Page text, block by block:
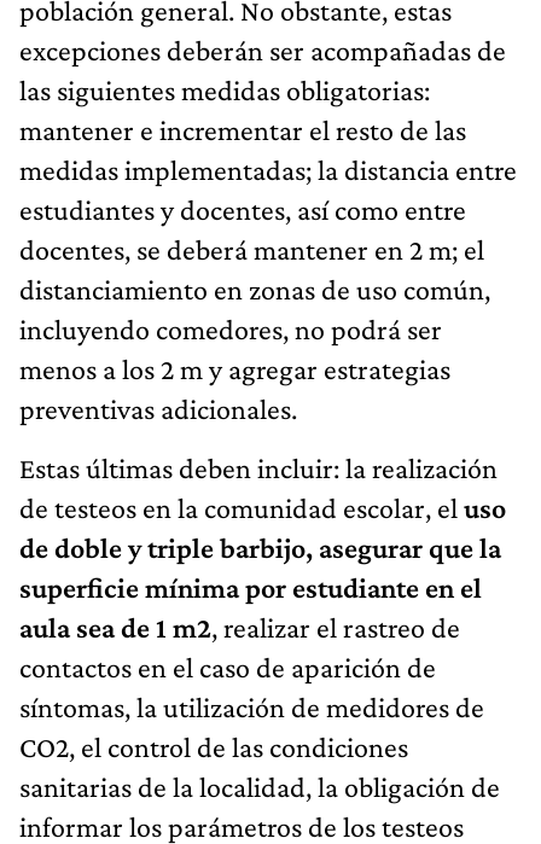
población general. No obstante, estas
excepciones deberán ser acompañadas de
las siguientes medidas obligatorias:
mantener e incrementar el resto de las
medidas implementadas; la distancia entre
estudiantes y docentes, así como entre
docentes, se deberá mantener en 2 m; el
distanciamiento en zonas de uso común,
incluyendo comedores, no podrá ser
menos a los 2 m y agregar estrategias
preventivas adicionales.
Estas últimas deben incluir: la realización
de testeos en la comunidad escolar, el uso
de doble y triple barbijo, asegurar que la
superficie mínima por estudiante en el
aula sea de 1 m2, realizar el rastreo de
contactos en el caso de aparición de
síntomas, la utilización de medidores de
CO2, el control de las condiciones
sanitarias de la localidad, la obligación de
informar los parámetros de los testeos